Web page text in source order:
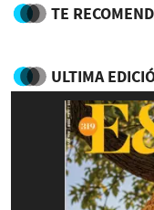
TE
ULTIMA